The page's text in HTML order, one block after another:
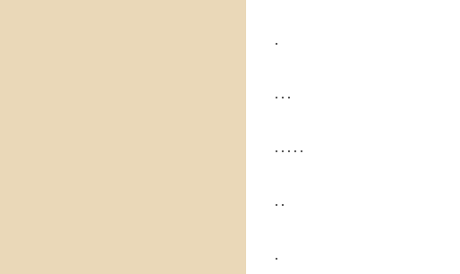
.
. . .
. . . . .
. .
.